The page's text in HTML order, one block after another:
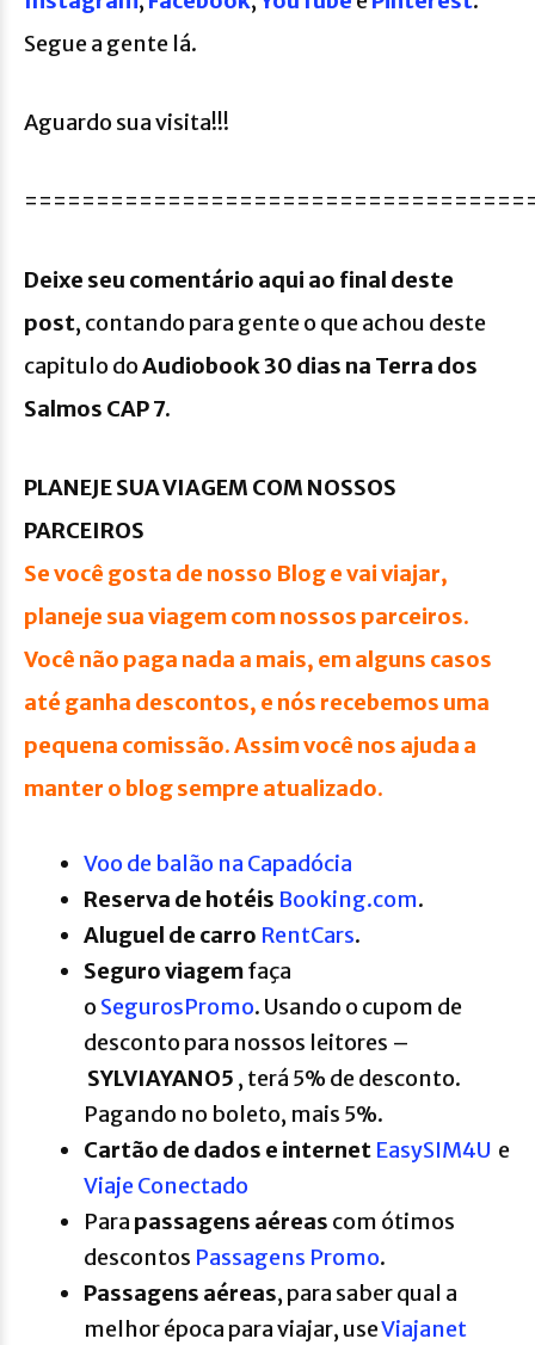
Segue a gente lá.
Aguardo sua visita!!!
Deixe seu comentário aqui ao final deste
post, contando para gente o que achou deste
capitulo doAudiobook 30 dias na Terra dos
Salmos CAP 7.
PLANEJE SUA VIAGEM COM NOSSOS
PARCEIROS
Se você gosta de nosso Blog e vai viajar,
planeje sua viagem com nossos parceiros.
Você não paga nada a mais, em alguns casos
até ganha descontos, e nós recebemos uma
pequena comissão.Assim você nos ajuda a
manter o blog sempre atualizado.
Voo de balão na Capadócia
Reserva de hotéis Booking.com.
Aluguel de carro RentCars.
Seguro viagemfaça
o SegurosPromo. Usando o cupom de
desconto para nossos leitores –
SYLVIAYANO5 , terá 5% de desconto.
Pagando no boleto, mais 5%.
Cartão de dados e internet EasySIM4U e
Viaje Conectado
Para passagens aéreas com ótimos
descontos Passagens Promo.
Passagens aéreas, para saber qual a
melhor época para viajar, useViajanet